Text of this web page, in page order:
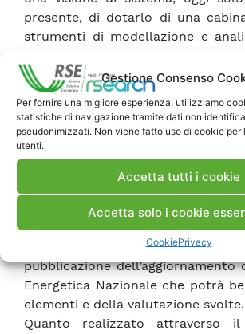
Gestione Consenso
Per fornire una migliore esperienza, utilizziamo
statistiche di navigazione tramite dati non
pseudonimizzati. Non viene fatto uso di cookie per
utenti.
Accetta tutti i cookie
Accetta solo i cookie
CookiePrivacy
presente, di dotarlo di una
strumenti di modellazione e
quindi numerose, vista la
poliedricità del settore e lo
tecnologie di trazione è
può essere l’unica soluzione di
La conclusione di questa parte
Tavolo Mobilità avviene in
Package che recupera in gran
sfide legate all’applicazione di
sistema al settore della
pubblicazione dell’aggiornamento
Energetica Nazionale che potrà
elementi e della valutazione svolte.
Quanto realizzato attraverso